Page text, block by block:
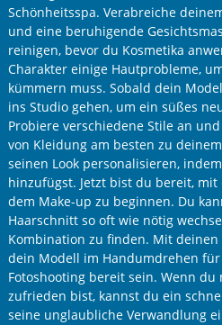
Schönheitsspa. Verabreiche
und eine beruhigende
reinigen, bevor du Kosmetika
Charakter einige Hautprobleme,
kümmern muss. Sobald dein
ins Studio gehen, um ein süßes
Probiere verschiedene Stile an
von Kleidung am besten zu
seinen Look personalisieren,
hinzufügst. Jetzt bist du bereit,
dem Make-up zu beginnen. Du
Haarschnitt so oft wie nötig
Kombination zu finden. Mit
dein Modell im Handumdrehen
Fotoshooting bereit sein. Wenn du
zufrieden bist, kannst du ein
seine unglaubliche Verwandlung